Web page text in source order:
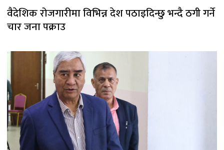
वैदेशिक रोजगारीमा विभिन्न देश पठाइदिन्छु भन्दै ठगी गर्ने
चार जना पक्राउ